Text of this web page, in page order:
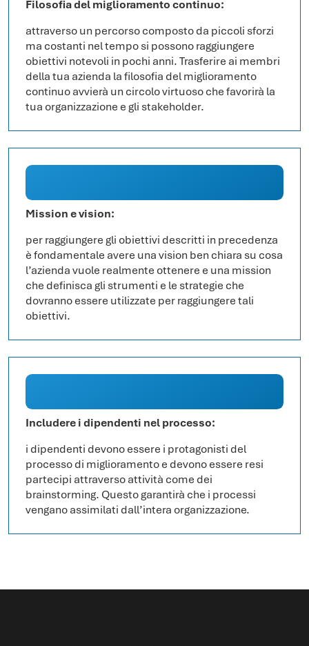
Filosofia del miglioramento continuo:
attraverso un percorso composto da piccoli sforzi
ma costanti nel tempo si possono raggiungere
obiettivi notevoli in pochi anni. Trasferire ai membri
della tua azienda la filosofia del miglioramento
continuo avvierà un circolo virtuoso che favorirà la
tua organizzazione e gli stakeholder.
Mission e vision:
per raggiungere gli obiettivi descritti in precedenza
è fondamentale avere una vision ben chiara su cosa
l’azienda vuole realmente ottenere e una mission
che definisca gli strumenti e le strategie che
dovranno essere utilizzate per raggiungere tali
obiettivi.
Includere i dipendenti nel processo:
i dipendenti devono essere i protagonisti del
processo di miglioramento e devono essere resi
partecipi attraverso attività come dei
brainstorming. Questo garantirà che i processi
vengano assimilati dall’intera organizzazione.